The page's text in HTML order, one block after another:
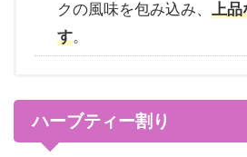
クの風味を包み込み、 上品
す。
ハーブティー割り